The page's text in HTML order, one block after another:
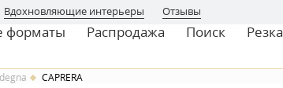
Вдохновляющие интерьеры Отзывы
форматы Распродажа Поиск Резка
CAPRERA